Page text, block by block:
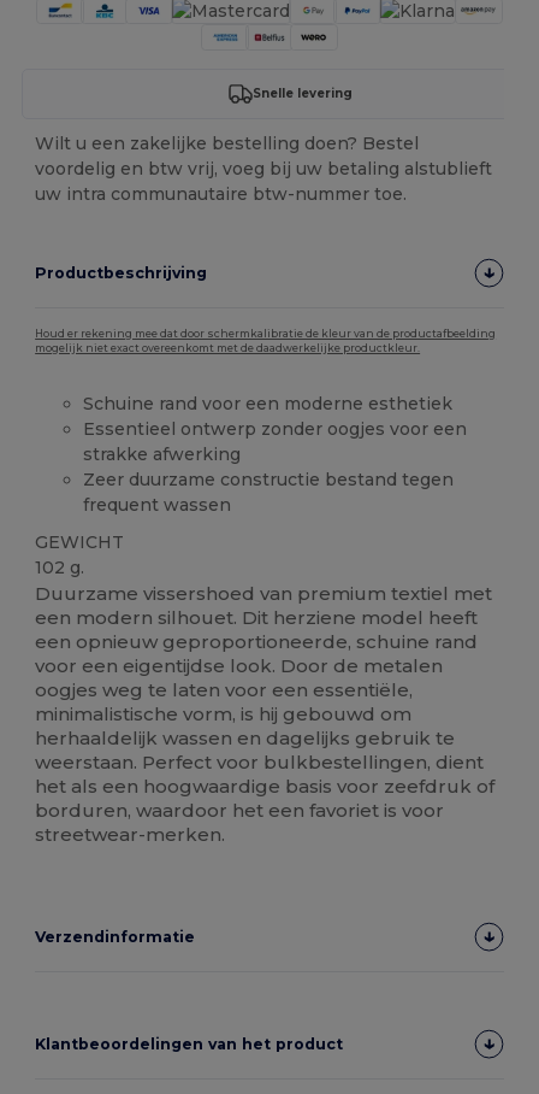
Snelle levering
Wilt u een zakelijke bestelling doen? Bestel
voordelig en btw vrij, voeg bij uw betaling alstublieft
uw intra communautaire btw-nummer toe.
Productbeschrijving
Houd er rekening mee dat door schermkalibratie de kleur van de productafbeelding
mogelijk niet exact overeenkomt met de daadwerkelijke productkleur.
Schuine rand voor een moderne esthetiek
Essentieel ontwerp zonder oogjes voor een
strakke afwerking
Zeer duurzame constructie bestand tegen
frequent wassen
GEWICHT
102 g.
Duurzame vissershoed van premium textiel met
een modern silhouet. Dit herziene model heeft
een opnieuw geproportioneerde, schuine rand
voor een eigentijdse look. Door de metalen
oogjes weg te laten voor een essentiële,
minimalistische vorm, is hij gebouwd om
herhaaldelijk wassen en dagelijks gebruik te
weerstaan. Perfect voor bulkbestellingen, dient
het als een hoogwaardige basis voor zeefdruk of
borduren, waardoor het een favoriet is voor
streetwear-merken.
Verzendinformatie
Klantbeoordelingen van het product